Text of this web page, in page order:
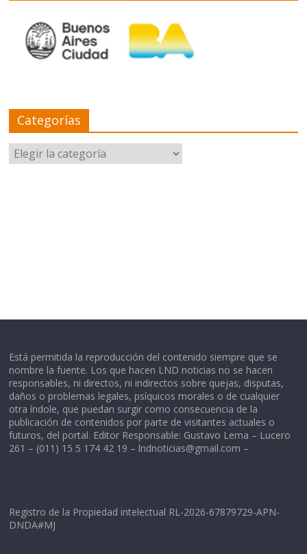
Categorías
Categorías
Está permitida la reproducción del contenido siempre que se
nombre la fuente. Los que hacen LND noticias no se hacen
responsables, ni directos, ni indirectos sobre quejas, disputas,
daños o problemas legales, psíquicos morales o de cualquier
otra índole, que puedan surgir como consecuencia de la
publicación de contenidos por parte de visitantes actuales o
futuros, del portal. Editor Responsable: Gustavo Lema – Lucero
261 – (011) 15 5 174 42 19 – lndnoticias@gmail.com –
Registro de la Propiedad intelectual RL-2026-67879729-APN-
DNDA#MJ